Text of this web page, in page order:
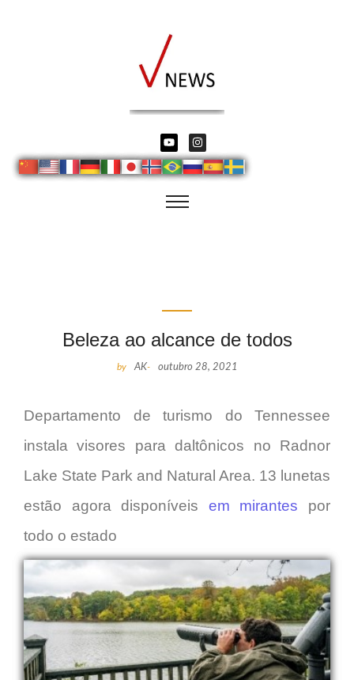
Beleza ao alcance de todos
by AK- outubro 28, 2021
Departamento de turismo do Tennessee
instala visores para daltônicos no Radnor
Lake State Park and Natural Area. 13 lunetas
estão agora disponíveis em mirantes por
todo o estado